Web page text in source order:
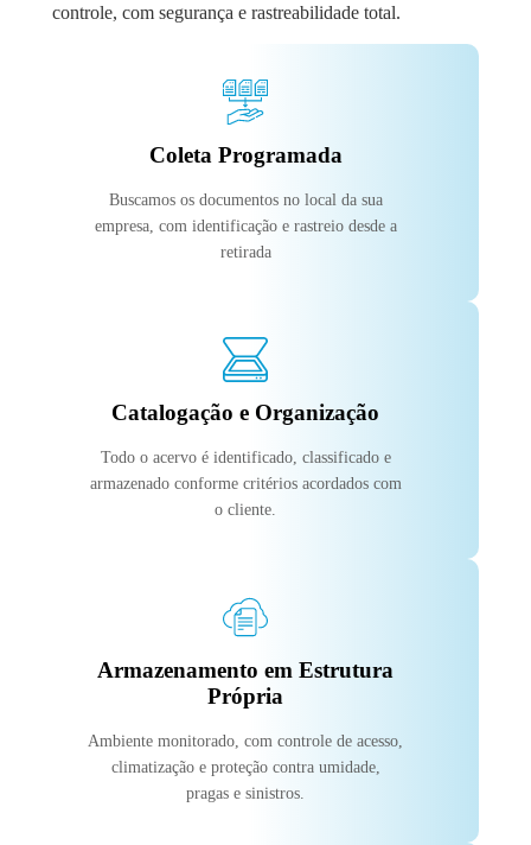
controle, com segurança e rastreabilidade total.
Coleta Programada
Buscamos os documentos no local da sua
empresa, com identificação e rastreio desde a
retirada
Catalogação e Organização
Todo o acervo é identificado, classificado e
armazenado conforme critérios acordados com
o cliente.
Armazenamento em Estrutura
Própria
Ambiente monitorado, com controle de acesso,
climatização e proteção contra umidade,
pragas e sinistros.